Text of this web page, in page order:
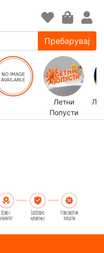
Пребарувај
Летни
Попусти